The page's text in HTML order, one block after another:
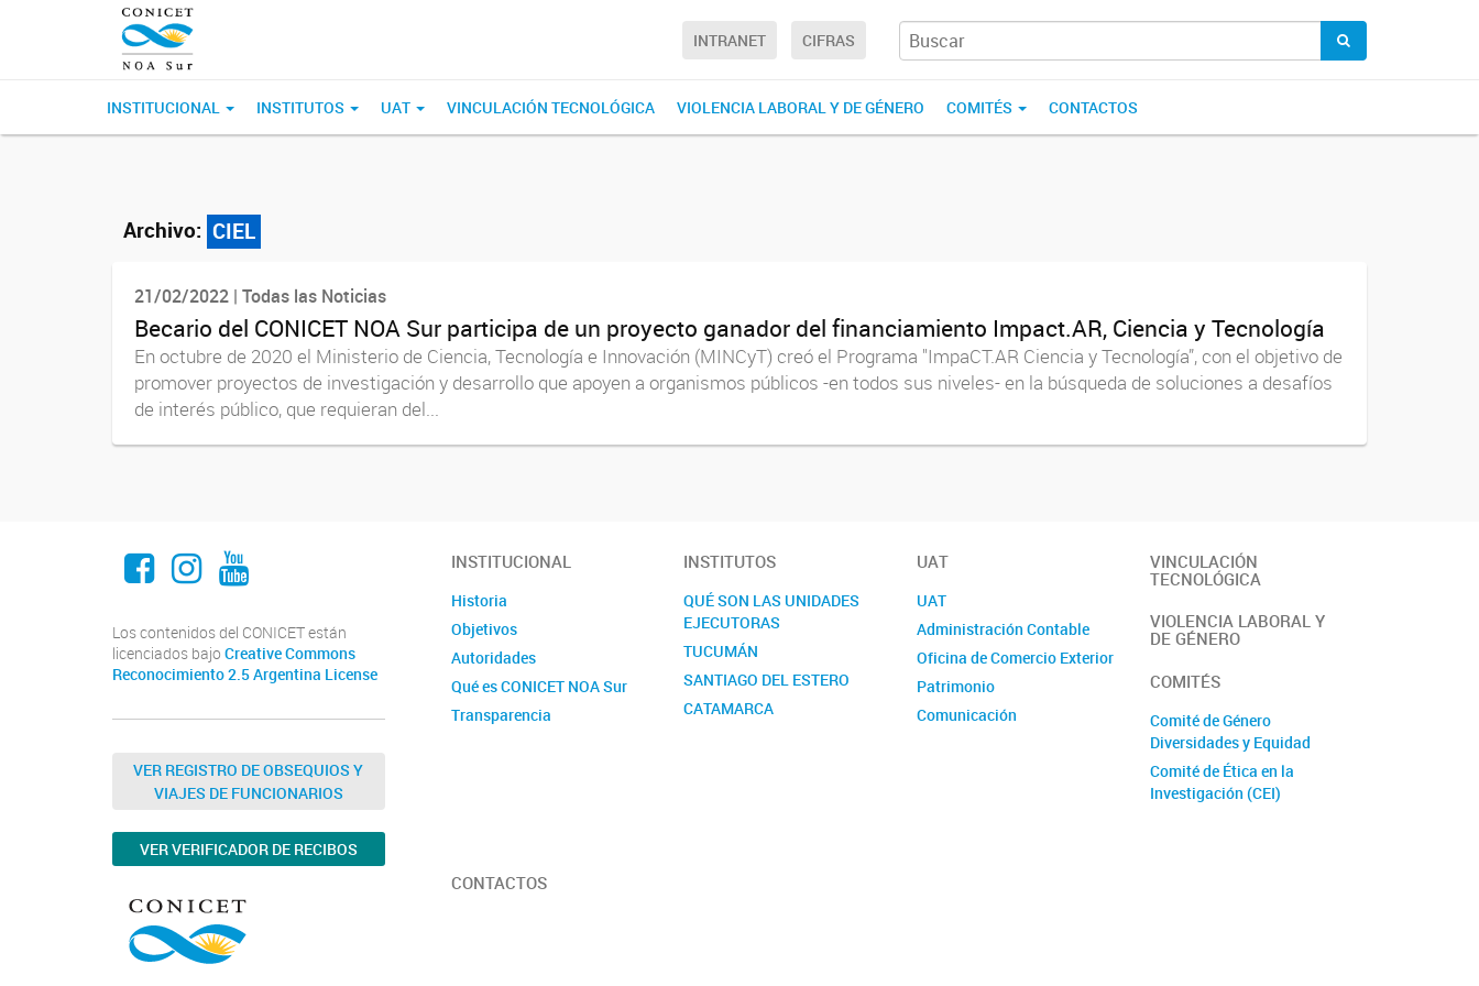
INTRANET CIFRAS
INSTITUCIONAL INSTITUTOS UAT VINCULACIÓN TECNOLÓGICA VIOLENCIA LABORAL Y DE GÉNERO COMITÉS CONTACTOS
Archivo: CIEL
21/02/2022 | Todas las Noticias
Becario del CONICET NOA Sur participa de un proyecto ganador del financiamiento Impact.AR, Ciencia y Tecnología
En octubre de 2020 el Ministerio de Ciencia, Tecnología e Innovación (MINCyT) creó el Programa "ImpaCT.AR Ciencia y Tecnología”, con el objetivo de
promover proyectos de investigación y desarrollo que apoyen a organismos públicos -en todos sus niveles- en la búsqueda de soluciones a desafíos
de interés público, que requieran del...
Facebook
Instagram
Youtube
Los contenidos del CONICET están
licenciados bajo Creative Commons
Reconocimiento 2.5 Argentina License
VER REGISTRO DE OBSEQUIOS Y
VIAJES DE FUNCIONARIOS
VER VERIFICADOR DE RECIBOS
INSTITUCIONAL
Historia
Objetivos
Autoridades
Qué es CONICET NOA Sur
Transparencia
INSTITUTOS
QUÉ SON LAS UNIDADES
EJECUTORAS
TUCUMÁN
SANTIAGO DEL ESTERO
CATAMARCA
UAT
UAT
Administración Contable
Oficina de Comercio Exterior
Patrimonio
Comunicación
VINCULACIÓN
TECNOLÓGICA
VIOLENCIA LABORAL Y
DE GÉNERO
COMITÉS
Comité de Género
Diversidades y Equidad
Comité de Ética en la
Investigación (CEI)
CONTACTOS